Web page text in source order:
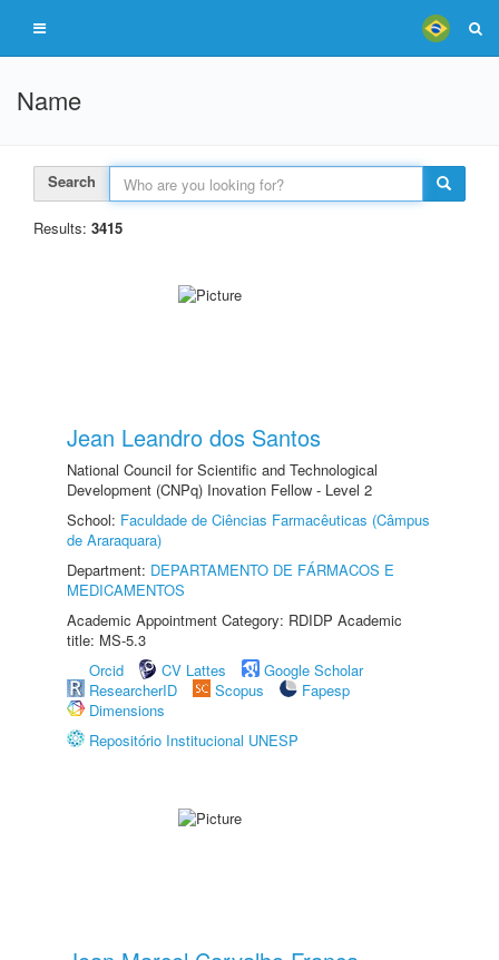
Name
Search
Results: 3415
Jean Leandro dos Santos
National Council for Scientific and Technological
Development (CNPq) Inovation Fellow - Level 2
School: Faculdade de Ciências Farmacêuticas (Câmpus
de Araraquara)
Department: DEPARTAMENTO DE FÁRMACOS E
MEDICAMENTOS
Academic Appointment Category: RDIDP Academic
title: MS-5.3
Orcid
CV Lattes
Google Scholar
ResearcherID
Scopus
Fapesp
Dimensions
Repositório Institucional UNESP